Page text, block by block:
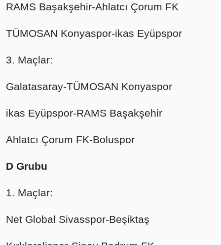
RAMS Başakşehir-Ahlatcı Çorum FK
TÜMOSAN Konyaspor-ikas Eyüpspor
3. Maçlar:
Galatasaray-TÜMOSAN Konyaspor
ikas Eyüpspor-RAMS Başakşehir
Ahlatcı Çorum FK-Boluspor
D Grubu
1. Maçlar:
Net Global Sivasspor-Beşiktaş